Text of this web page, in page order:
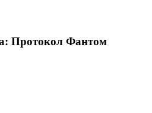
Протокол Фантом